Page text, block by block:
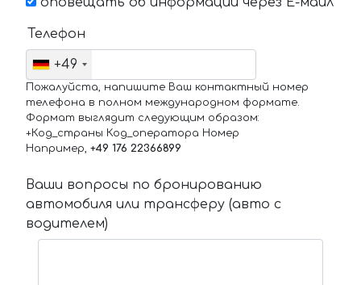
Телефон
+49
Пожалуйста, напишите Ваш контактный номер
телефона в полном международном формате.
Формат выглядит следующим образом:
+Код_страны Код_оператора Номер
Например, +49 176 22366899
Ваши вопросы по бронированию
автомобиля или трансферу (авто с
водителем)